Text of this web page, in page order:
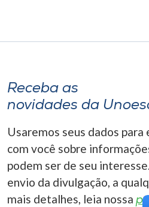
Selecione
o idioma
A+
Receba as
novidades da
Usaremos seus dados
com você sobre
podem ser de seu
envio da divulgação, a
mais detalhes, leia nossa